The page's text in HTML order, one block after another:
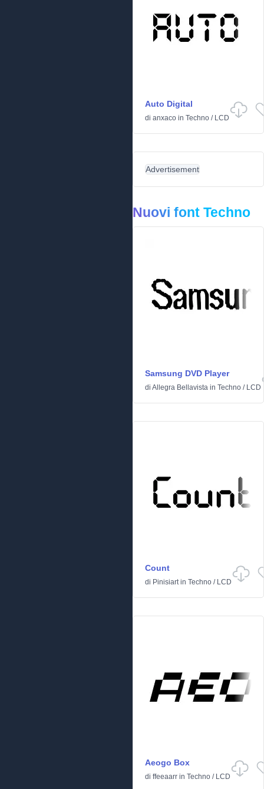
Auto Digital
di anxaco in Techno / LCD
Advertisement
Nuovi font Techno
Samsung DVD Player
di Allegra Bellavista in Techno / LCD
Count
di Pinisiartin Techno / LCD
Aeogo Box
di ffeeaarr in Techno / LCD